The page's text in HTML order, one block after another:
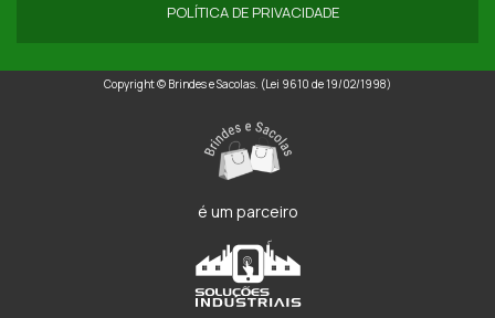
POLÍTICA DE PRIVACIDADE
Copyright © Brindes e Sacolas. (Lei 9610 de 19/02/1998)
é um parceiro